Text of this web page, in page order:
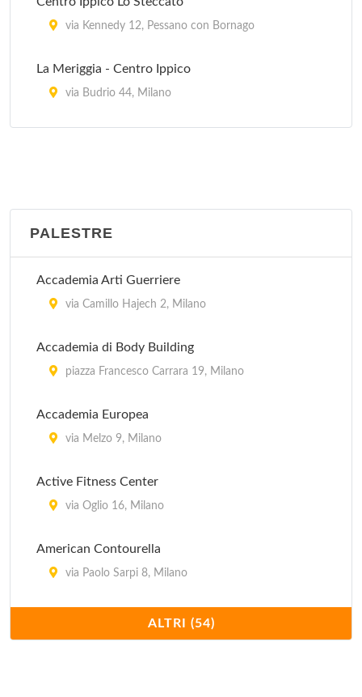
via Kennedy 12, Pessano con Bornago
La Meriggia - Centro Ippico
via Budrio 44, Milano
via Macconago 20, Milano
PALESTRE
Accademia Arti Guerriere
via Camillo Hajech 2, Milano
Accademia di Body Building
piazza Francesco Carrara 19, Milano
Accademia Europea
via Melzo 9, Milano
Active Fitness Center
via Oglio 16, Milano
American Contourella
via Paolo Sarpi 8, Milano
American Contourella "piazza della Repubblica"
piazza della Repubblica 1/A, Milano
ALTRI (54)